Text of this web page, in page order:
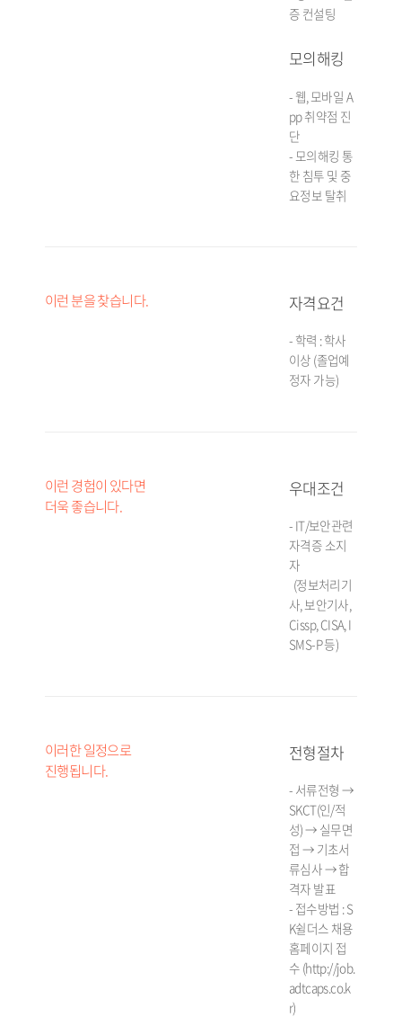
증 컨설팅
모의해킹
- 웹, 모바일 A
pp 취약점 진
단
- 모의해킹 통
한 침투 및 중
요정보 탈취
이런 분을 찾습니다. 자격요건
- 학력 : 학사
이상 (졸업예
정자 가능)
이런 경험이 있다면
더욱 좋습니다.
우대조건
- IT/보안관련
자격증 소지
자
(정보처리기
사, 보안기사,
Cissp, CISA, I
SMS-P 등)
이러한 일정으로
진행됩니다.
전형절차
- 서류전형 →
SKCT(인/적
성) → 실무면
접 → 기초서
류심사 → 합
격자 발표
- 접수방법 : S
K쉴더스 채용
홈페이지 접
수 (http://job.
adtcaps.co.k
r)